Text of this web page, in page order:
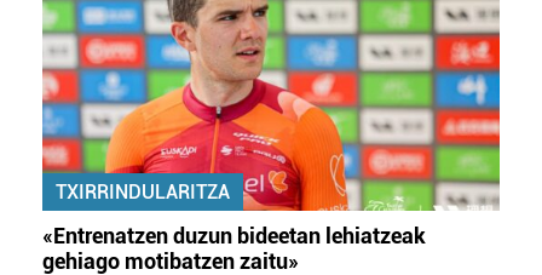
TXIRRINDULARITZA
«Entrenatzen duzun bideetan lehiatzeak
gehiago motibatzen zaitu»